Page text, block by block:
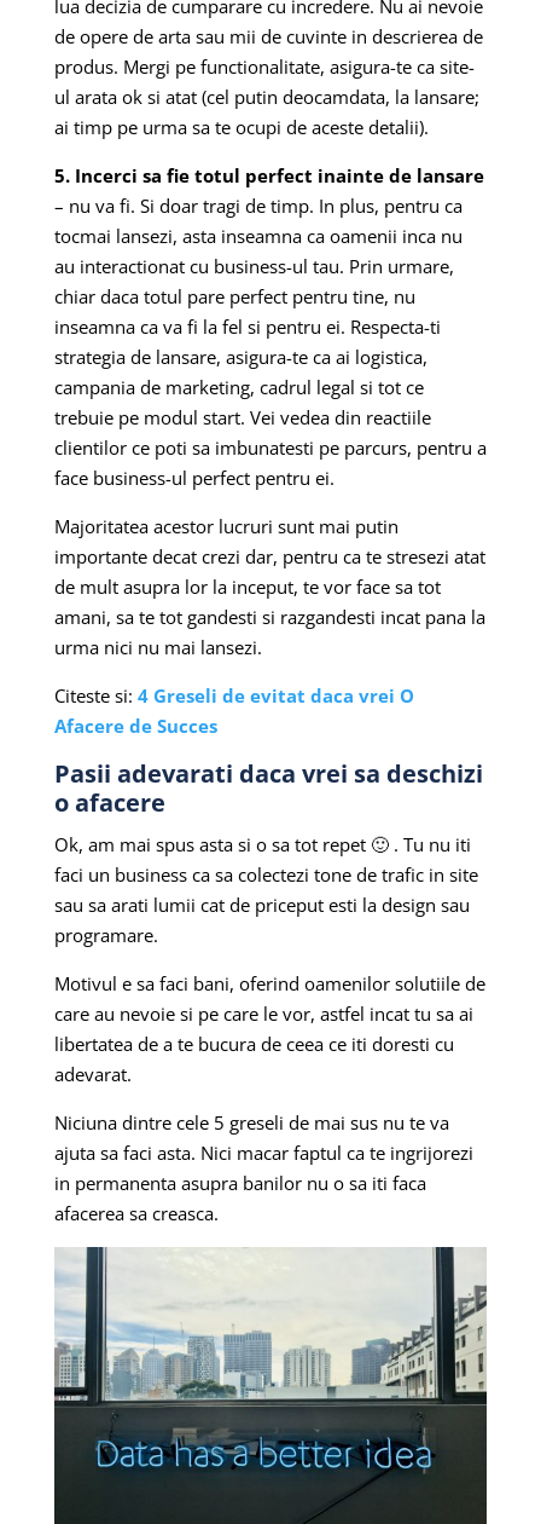
lua decizia de cumparare cu incredere. Nu ai nevoie
de opere de arta sau mii de cuvinte in descrierea de
produs. Mergi pe functionalitate, asigura-te ca site-
ul arata ok si atat (cel putin deocamdata, la lansare;
ai timp pe urma sa te ocupi de aceste detalii).
5. Incerci sa fie totul perfect inainte de lansare
– nu va fi. Si doar tragi de timp. In plus, pentru ca
tocmai lansezi, asta inseamna ca oamenii inca nu
au interactionat cu business-ul tau. Prin urmare,
chiar daca totul pare perfect pentru tine, nu
inseamna ca va fi la fel si pentru ei. Respecta-ti
strategia de lansare, asigura-te ca ai logistica,
campania de marketing, cadrul legal si tot ce
trebuie pe modul start. Vei vedea din reactiile
clientilor ce poti sa imbunatesti pe parcurs, pentru a
face business-ul perfect pentru ei.
Majoritatea acestor lucruri sunt mai putin
importante decat crezi dar, pentru ca te stresezi atat
de mult asupra lor la inceput, te vor face sa tot
amani, sa te tot gandesti si razgandesti incat pana la
urma nici nu mai lansezi.
Citeste si: 4 Greseli de evitat daca vrei O
Afacere de Succes
Pasii adevarati daca vrei sa deschizi
o afacere
Ok, am mai spus asta si o sa tot repet 🙂 . Tu nu iti
faci un business ca sa colectezi tone de trafic in site
sau sa arati lumii cat de priceput esti la design sau
programare.
Motivul e sa faci bani, oferind oamenilor solutiile de
care au nevoie si pe care le vor, astfel incat tu sa ai
libertatea de a te bucura de ceea ce iti doresti cu
adevarat.
Niciuna dintre cele 5 greseli de mai sus nu te va
ajuta sa faci asta. Nici macar faptul ca te ingrijorezi
in permanenta asupra banilor nu o sa iti faca
afacerea sa creasca.